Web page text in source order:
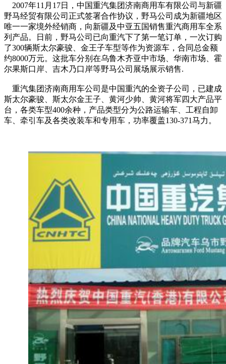
2007年11月17日，中国重汽集团济南商用车有限公司与新疆
野马经贸有限公司正式签署合作协议，野马公司成为新疆地区
唯一一家境外经销商，向新疆及中亚五国销售重汽商用车全系
列产品。日前，野马公司已向重汽下了第一笔订单，一次订购
了300辆斯太尔豪骏、金王子车型等作为资源车，合同总金额
约8000万元。这批车分别在乌鲁木齐亚中市场、华南市场、霍
尔果斯口岸、吉木乃口岸等野马公司展场展示销售.
重汽集团济南商用车公司是中国重汽的全资子公司，已建成
斯太尔豪骏、斯太尔金王子、黄河少帅、黄河将军四大产品平
台，各类车型400余种，产品类型分为公路运输车、工程自卸
车、牵引车及各类改装车和专用车，功率覆盖130-371马力。